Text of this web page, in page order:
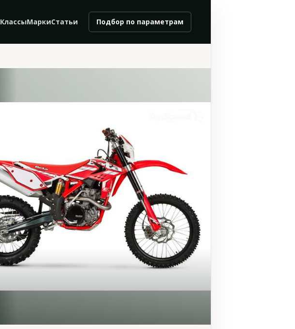
КлассыМаркиСтатьи Подбор по параметрам